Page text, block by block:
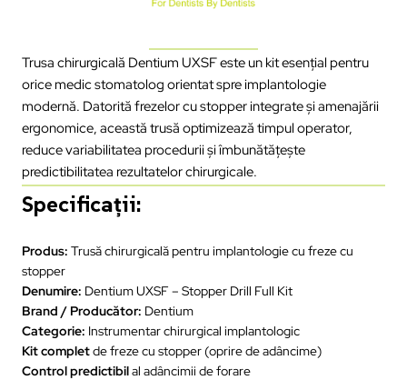
Trusa chirurgicală Dentium UXSF este un kit esențial pentru
orice medic stomatolog orientat spre implantologie
modernă. Datorită frezelor cu stopper integrate și amenajării
ergonomice, această trusă optimizează timpul operator,
reduce variabilitatea procedurii și îmbunătățește
predictibilitatea rezultatelor chirurgicale.
Specificații:
Produs: Trusă chirurgicală pentru implantologie cu freze cu
stopper
Denumire: Dentium UXSF – Stopper Drill Full Kit
Brand / Producător: Dentium
Categorie: Instrumentar chirurgical implantologic
Kit completde freze cu stopper (oprire de adâncime)
Control predictibilal adâncimii de forare